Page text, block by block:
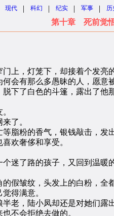
现代 | 科幻 | 纪实 | 军事 | 历
第十章 死前觉
，灯笼下，却接着个发亮
有那么多愚昧的人，愿意
了白色的斗篷，露出了他
了。
粉的香气，银钱敲击，发
欢奢侈和享受。
了路的孩子，又回到温暖的
皱纹，头发上的白粉，全都
得满意。
，陆小凤却还是对她们露出
不会拒绝去做的。